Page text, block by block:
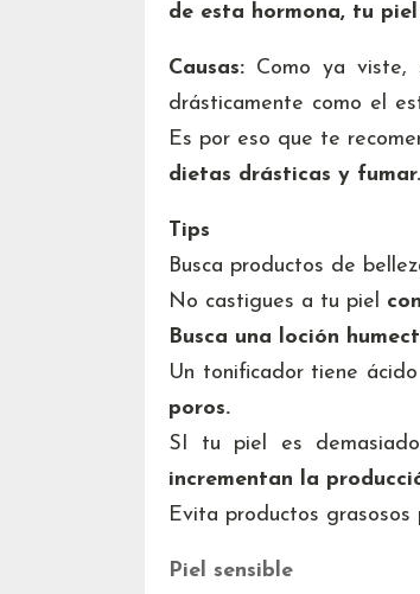
de esta hormona, tu
Causas: Como ya viste,
drásticamente como el
Es por eso que te
dietas drásticas y fumar.
Tips
Busca productos de
No castigues a tu piel
Busca una loción
Un tonificador tiene
poros.
SI tu piel es
incrementan la
Evita productos grasosos
Piel sensible